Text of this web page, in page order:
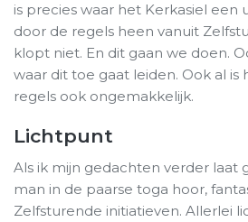
is precies waar het Kerkasiel een
door de regels heen vanuit
klopt niet. En dit gaan we doen.
waar dit toe gaat leiden. Ook al is
regels ook ongemakkelijk.
Lichtpunt
Als ik mijn gedachten verder laat
man in de paarse toga hoor,
Zelfsturende initiatieven. Allerlei